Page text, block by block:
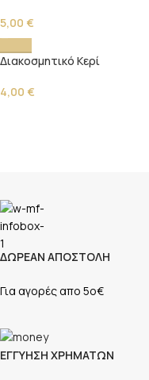
5,00 €
Διακοσμητικό Κερί
4,00 €
ΔΩΡΕΑΝ ΑΠΟΣΤΟΛΗ
Για αγορές απο 5ο€
ΕΓΓΥΗΣΗ ΧΡΗΜΑΤΩΝ